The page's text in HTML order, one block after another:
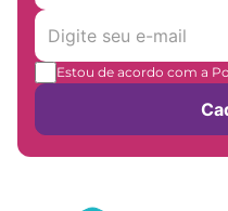
Estou de acordo com a